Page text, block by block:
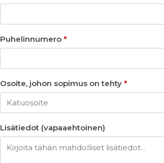
Puhelinnumero *
Osoite, johon sopimus on tehty *
Lisätiedot (vapaaehtoinen)